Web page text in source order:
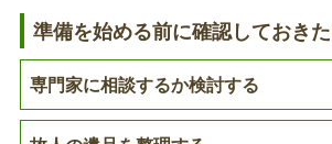
居されていた方など送付した郵便物が
それのある方は送付先変更依頼書を
い。なお、既に送付先変更依頼書を提
て、亡くなられた後も送付先に変更
相続人による送付先変更依頼書の
高齢者医療保険）
準備を始める前に確認しておき
専門家に相談するか検討する